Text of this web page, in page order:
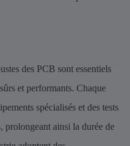
des PCB sont essentiels
et performants. Chaque
spécialisés et des tests
prolongeant ainsi la durée de